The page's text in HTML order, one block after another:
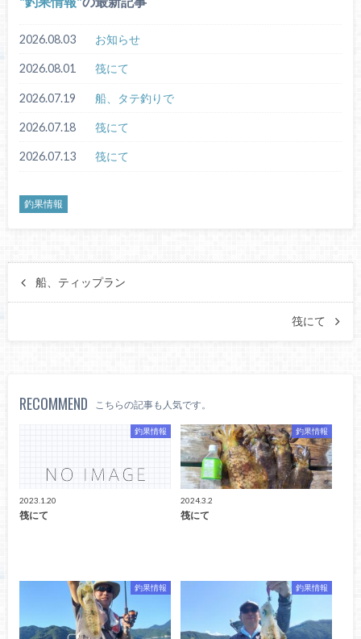
2026.08.03 お知らせ
2026.08.01 筏にて
2026.07.19 船、タテ釣りで
2026.07.18 筏にて
2026.07.13 筏にて
釣果情報
船、ティップラン
筏にて
RECOMMEND こちらの記事も人気です。
釣果情報
2023.1.20
筏にて
釣果情報
2024.3.2
筏にて
釣果情報 釣果情報